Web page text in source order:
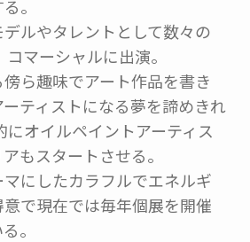
。
ルやタレントとして数々の
マーシャルに出演。
ら趣味でアート作品を書き
ティストになる夢を諦めきれ
にオイルペイントアーティス
もスタートさせる。
にしたカラフルでエネルギ
で現在では毎年個展を開催
。